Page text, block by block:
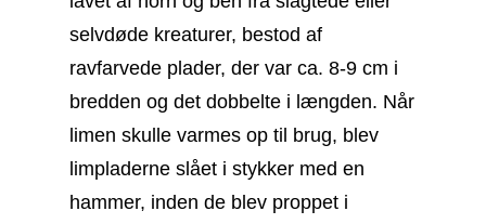
selvdøde kreaturer, bestod af
ravfarvede plader, der var ca. 8-9 cm i
bredden og det dobbelte i længden. Når
limen skulle varmes op til brug, blev
limpladerne slået i stykker med en
hammer, inden de blev proppet i